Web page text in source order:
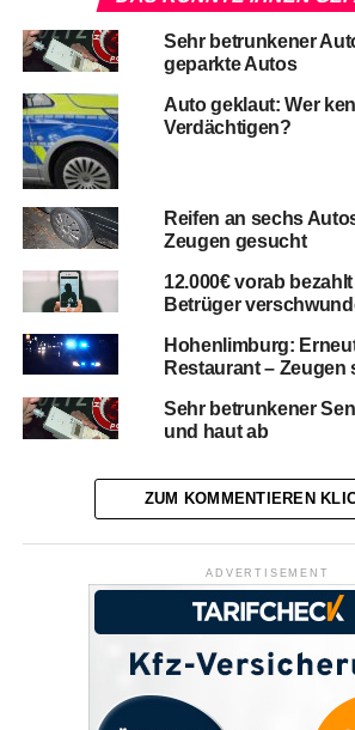
Sehr betrunkener
geparkte Autos
Auto geklaut: Wer
Verdächtigen?
Reifen an sechs
Zeugen gesucht
12.000€ vorab
Betrüger
Hohenlimburg:
Restaurant – Zeugen
Sehr betrunkener
und haut ab
ZUM KOMMENTIEREN
ADVERTISEMENT